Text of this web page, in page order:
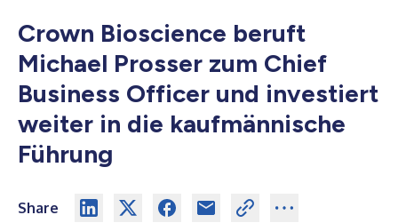
Crown Bioscience beruft
Michael Prosser zum Chief
Business Officer und investiert
weiter in die kaufmännische
Führung
Share